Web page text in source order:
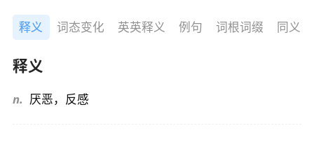
释义 词态变化 英英释义 例句 词根词缀 同义词
释义
n. 厌恶，反感